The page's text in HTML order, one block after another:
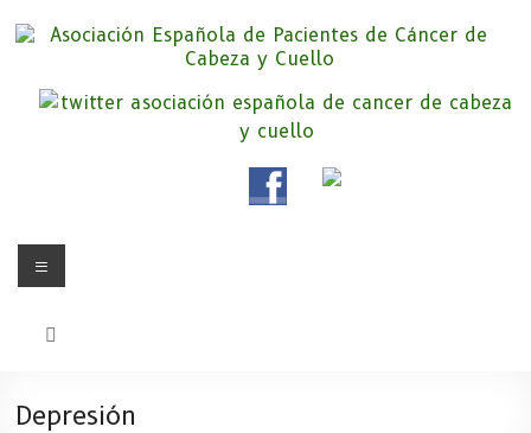
Asociación Española de
Pacientes de Cáncer de Cabeza y
Cuello
Somos la Asociación Española de Pacientes de Cáncer de Cabeza y
cuello «APC», una asociación sin animo de lucro que pretendemos
Menú
Depresión